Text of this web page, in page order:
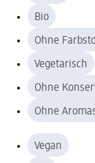
Bio
Ohne
Vegetarisch
Ohne
Ohne
Vegan